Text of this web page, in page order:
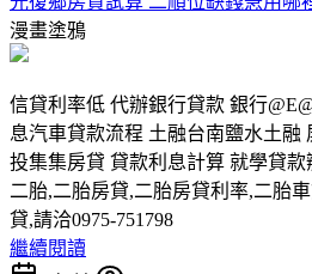
漫畫塗鴉
信貸利率低 代辦銀行貸款 銀行
息汽車貸款流程 土融台南鹽水土融
投集集房貸 貸款利息計算 就學貸款
二胎,二胎房貸,二胎房貸利率,二胎
貸,請洽0975-751798
繼續閱讀